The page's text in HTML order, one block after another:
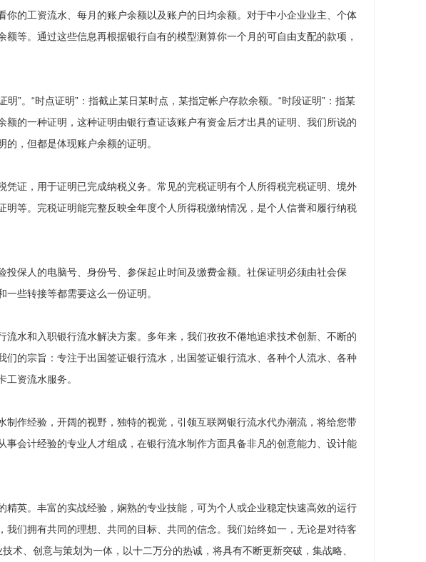
的工资流水、每月的账户余额以及账户的日均余额。对于中小企业业主、个体
等。通过这些信息再根据银行自有的模型测算你一个月的可自由支配的款项，
”。“时点证明”：指截止某日某时点，某指定帐户存款余额。“时段证明”：指某
的一种证明，这种证明由银行查证该账户有资金后才出具的证明、我们所说的
，但都是体现账户余额的证明。
证，用于证明已完成纳税义务。常见的完税证明有个人所得税完税证明、境外
等。完税证明能完整反映全年度个人所得税缴纳情况，是个人信誉和履行纳税
保人的电脑号、身份号、参保起止时间及缴费金额。社保证明必须由社会保
些转接等都需要这么一份证明。
流水和入职银行流水解决方案。多年来，我们孜孜不倦地追求技术创新、不断的
的宗旨：专注于出国签证银行流水，出国签证银行流水、各种个人流水、各种
资流水服务。
作经验，开阔的视野，独特的视觉，引领互联网银行流水代办潮流，将给您带
会计经验的专业人才组成，在银行流水制作方面具备非凡的创意能力、设计能
英。丰富的实战经验，娴熟的专业技能，可为个人或企业稳定快速高效的运行
们拥有共同的理想、共同的目标、共同的信念。我们始终如一，无论是对待客
术、创意与策划为一体，以十二万分的热诚，将具有不断更新突破，集战略、